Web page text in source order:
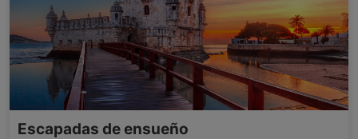
Escapadas de ensueño